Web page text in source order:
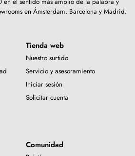
en el sentido más amplio de la palabra y
en Ámsterdam, Barcelona y Madrid.
Tienda web
Nuestro surtido
Servicio y asesoramiento
Iniciar sesión
Solicitar cuenta
Comunidad